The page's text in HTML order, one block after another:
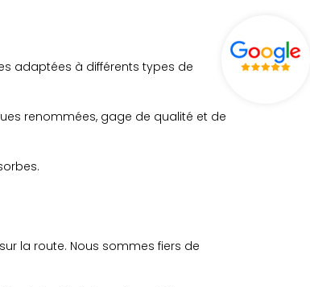
adaptées à différents types de
renommées, gage de qualité et de
la route. Nous sommes fiers de